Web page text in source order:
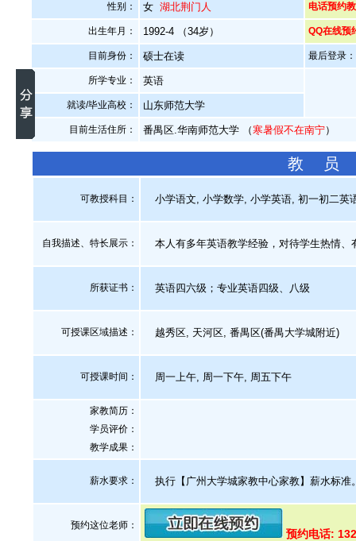
性别： 女湖北荆门人 电话预约
出生年月： 1992-4 （34岁） QQ在线预
目前身份： 硕士在读 最后登录
所学专业： 英语
就读/毕业高校： 山东师范大学
目前生活住所： 番禺区.华南师范大学 （寒暑假不在南宁）
教 员
可教授科目： 小学语文, 小学数学, 小学英语, 初一初二英
自我描述、特长展示 ： 本人有多年英语教学经验，对待学生热情、
所获证书 ： 英语四六级；专业英语四级、八级
可授课区域描述： 越秀区, 天河区, 番禺区(番禺大学城附近)
可授课时间： 周一上午, 周一下午, 周五下午
家教简历：
学员评价：
教学成果：
薪水要求： 执行【广州大学城家教中心家教】薪水标准
预约这位老师：
预约电话: